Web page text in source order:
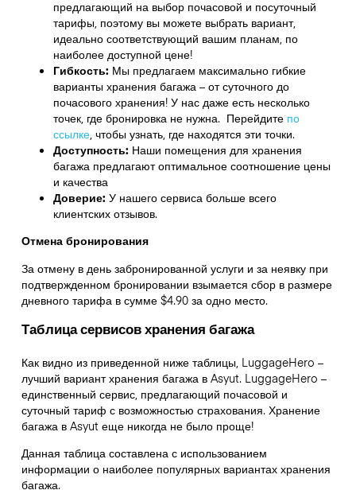
предлагающий на выбор почасовой и посуточный
тарифы, поэтому вы можете выбрать вариант,
идеально соответствующий вашим планам, по
наиболее доступной цене!
Гибкость: Мы предлагаем максимально гибкие
варианты хранения багажа – от суточного до
почасового хранения! У нас даже есть несколько
точек, где бронировка не нужна. Перейдите по
ссылке,чтобы узнать, где находятся эти точки.
Доступность: Наши помещения для хранения
багажа предлагают оптимальное соотношение цены
и качества
Доверие: У нашего сервиса больше всего
клиентских отзывов.
Отмена бронирования
За отмену в день забронированной услуги и за неявку при
подтвержденном бронировании взымается сбор в размере
дневного тарифа в сумме $4.90 за одно место.
Таблица сервисов хранения багажа
Как видно из приведенной ниже таблицы, LuggageHero –
лучший вариант хранения багажа в Asyut. LuggageHero –
единственный сервис, предлагающий почасовой и
суточный тариф с возможностью страхования. Хранение
багажа в Asyutеще никогда не было проще!
Данная таблица составлена с использованием
информации о наиболее популярных вариантах хранения
багажа.